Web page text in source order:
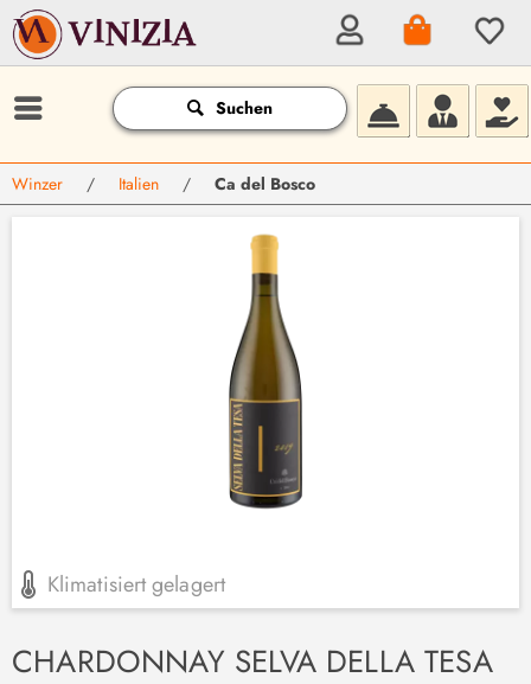
Suchen
Winzer / Italien / Ca del Bosco
Klimatisiert gelagert
CHARDONNAY SELVA DELLA TESA